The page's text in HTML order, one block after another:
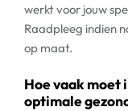
werkt voor jouw
Raadpleeg indien
op maat.
Hoe vaak moet
optimale